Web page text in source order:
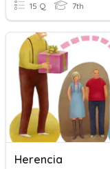
15 Q 7th
Herencia